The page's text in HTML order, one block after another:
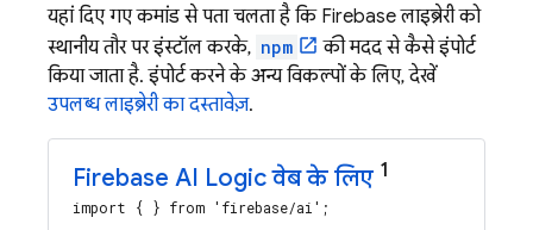
यहां दिए गए कमांड से पता चलता है कि Firebase लाइब्रेरी को
स्थानीय तौर पर इंस्टॉल करके, npm
की मदद से कैसे इंपोर्ट
किया जाता है. इंपोर्ट करने के अन्य विकल्पों के लिए, देखें
उपलब्ध लाइब्रेरी का दस्तावेज़.
Firebase AI Logicवेब के लिए 1
import { } from 'firebase/ai';